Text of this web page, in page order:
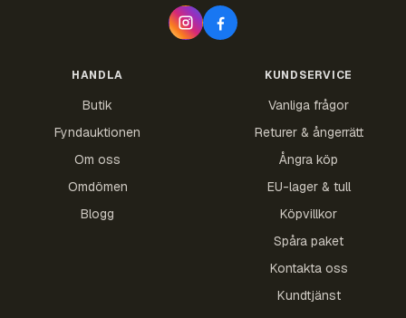
HANDLA
Butik
Fyndauktionen
Om oss
Omdömen
Blogg
KUNDSERVICE
Vanliga frågor
Returer & ångerrätt
Ångra köp
EU-lager & tull
Köpvillkor
Spåra paket
Kontakta oss
Kundtjänst